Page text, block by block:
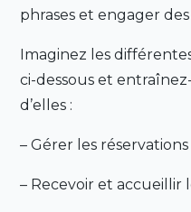
phrases et engager
Imaginez les
ci-dessous et
d’elles :
– Gérer les réservations
– Recevoir et accueillir